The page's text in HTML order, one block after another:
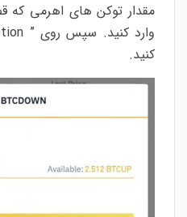
مقدار توکن های اهرمی که
کنید.